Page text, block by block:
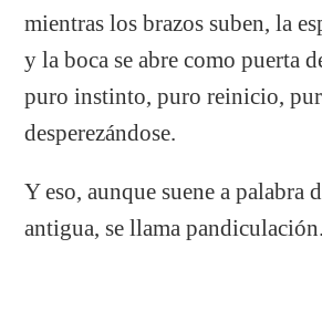
mientras los brazos suben, la
y la boca se abre como puerta
puro instinto, puro reinicio,
desperezándose.
Y eso, aunque suene a palabra
antigua, se llama pandiculación.